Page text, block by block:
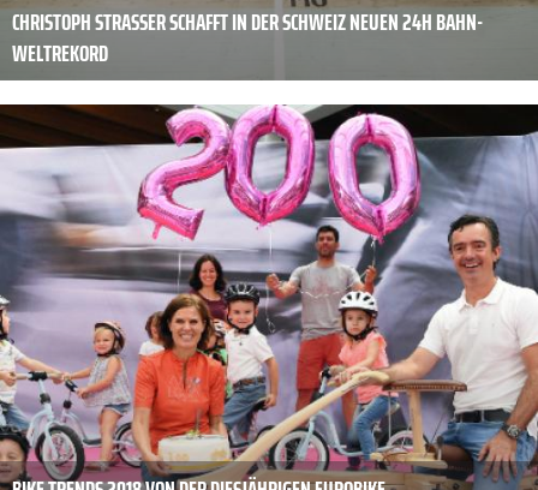
CHRISTOPH STRASSER SCHAFFT IN DER SCHWEIZ NEUEN 24H BAHN-
WELTREKORD